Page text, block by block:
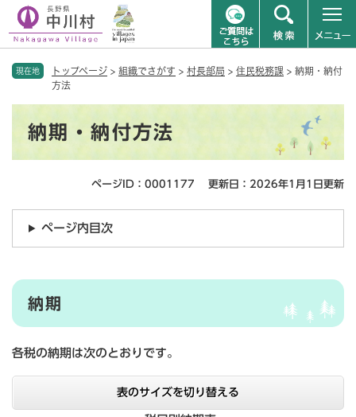
現在地 トップページ > 組織でさがす > 村長部局 > 住民税務課 > 納期・納付
方法
納期・納付方法
ページID：0001177 更新日：2026年1月1日更新
ページ内目次
納期
各税の納期は次のとおりです。
表のサイズを切り替える